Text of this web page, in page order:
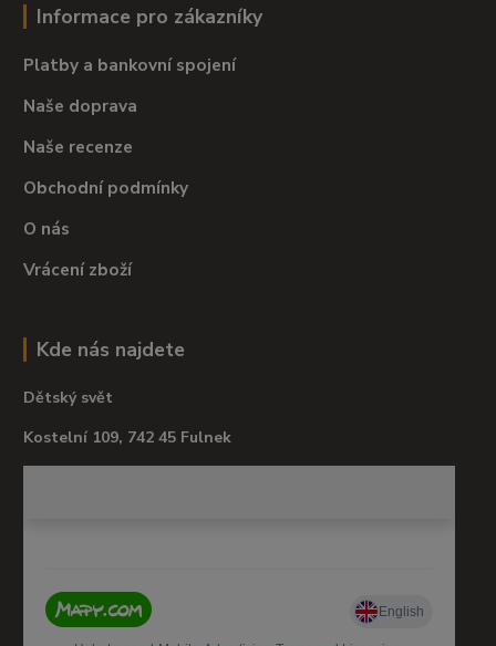
Informace pro zákazníky
Platby a bankovní spojení
Naše doprava
Naše recenze
Obchodní podmínky
O nás
Vrácení zboží
Kde nás najdete
Dětský svět
Kostelní 109, 742 45 Fulnek